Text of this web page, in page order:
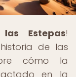
Estepas!
de las
cómo la
en la